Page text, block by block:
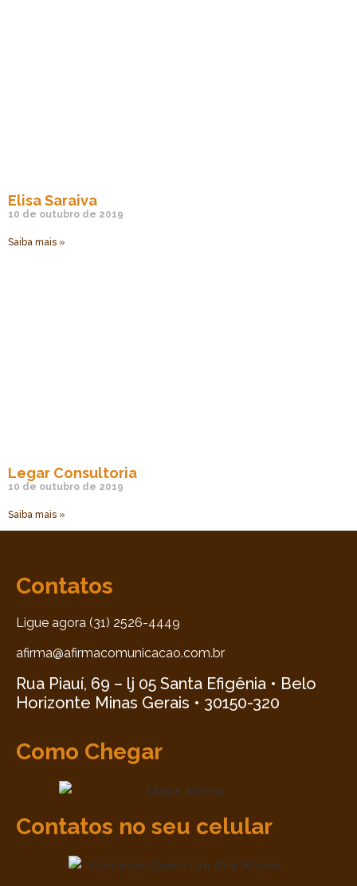
Elisa Saraiva
10 de outubro de 2019
Saiba mais »
Legar Consultoria
10 de outubro de 2019
Saiba mais »
Contatos
Ligue agora (31) 2526-4449
afirma@afirmacomunicacao.com.br
Rua Piauí, 69 – lj 05 Santa Efigênia • Belo
Horizonte Minas Gerais • 30150-320
Como Chegar
Contatos no seu celular